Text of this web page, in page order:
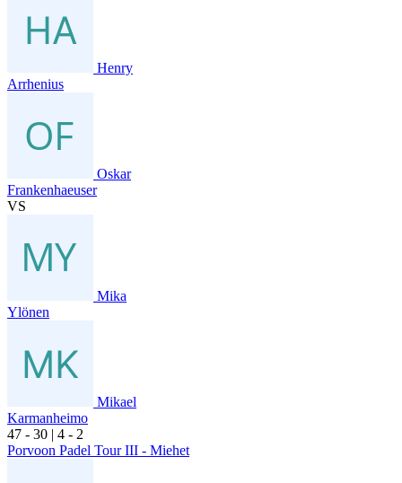
Henry
Arrhenius
Oskar
Frankenhaeuser
VS
Mika
Ylönen
Mikael
Karmanheimo
47 - 30 | 4 - 2
Porvoon Padel Tour III - Miehet